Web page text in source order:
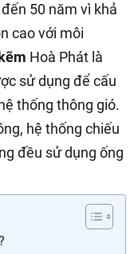
50 năm vì khả
cao với môi
Hoà Phát là
sử dụng để cấu
thống thông gió.
hệ thống chiếu
đều sử dụng ống